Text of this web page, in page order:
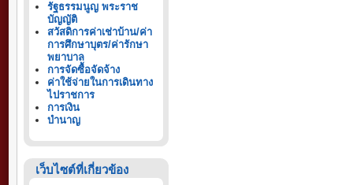
รัฐธรรมนูญ พระราช
บัญญัติ
สวัสดิการค่าเช่าบ้าน/ค่า
การศึกษาบุตร/ค่ารักษา
พยาบาล
การจัดซื้อจัดจ้าง
ค่าใช้จ่ายในการเดินทาง
ไปราชการ
การเงิน
บำนาญ
เว็บไซต์ที่เกี่ยวข้อง